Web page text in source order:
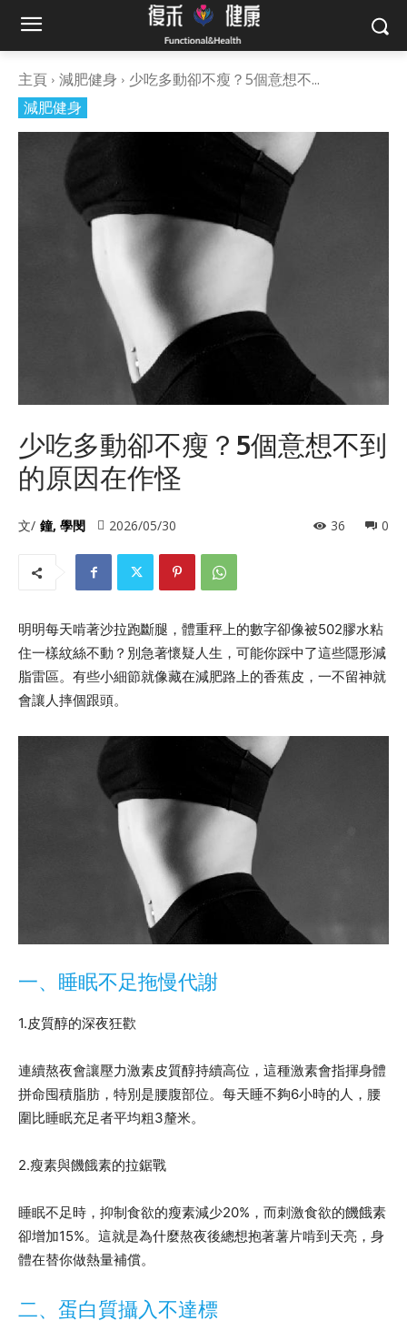
主頁 減肥健身
少吃多動卻不瘦？5個意想不...
減肥健身
少吃多動卻不瘦？5個意想不到
的原因在作怪
文/ 鐘, 學閔 2026/05/30 0
36
明明每天啃著沙拉跑斷腿，體重秤上的數字卻像被502膠水粘
住一樣紋絲不動？別急著懷疑人生，可能你踩中了這些隱形減
脂雷區。有些小細節就像藏在減肥路上的香蕉皮，一不留神就
會讓人摔個跟頭。
一、睡眠不足拖慢代謝
1.皮質醇的深夜狂歡
連續熬夜會讓壓力激素皮質醇持續高位，這種激素會指揮身體
拼命囤積脂肪，特別是腰腹部位。每天睡不夠6小時的人，腰
圍比睡眠充足者平均粗3釐米。
2.瘦素與饑餓素的拉鋸戰
睡眠不足時，抑制食欲的瘦素減少20%，而刺激食欲的饑餓素
卻增加15%。這就是為什麼熬夜後總想抱著薯片啃到天亮，身
體在替你做熱量補償。
二、蛋白質攝入不達標